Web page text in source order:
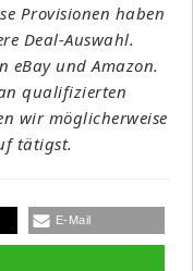
Provisionen haben
Deal-Auswahl.
eBay und Amazon.
qualifizierten
wir möglicherweise
tätigst.
E-Mail